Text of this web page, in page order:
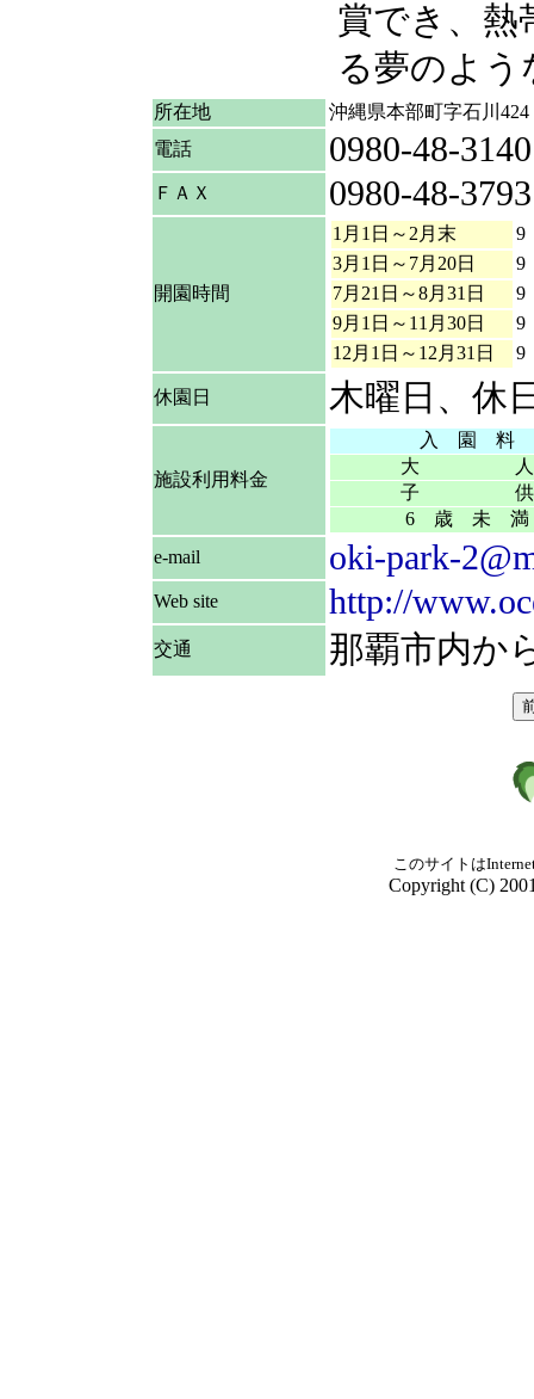
賞でき、熱
る夢のよう
所在地
沖縄県本部町字石川424
電話
0980-48-3140
ＦＡＸ 0980-48-3793
開園時間
1月1日～2月末
9
3月1日～7月20日
9
7月21日～8月31日
9
9月1日～11月30日
9
12月1日～12月31日
9
休園日 木曜日、休
施設利用料金
入 園 料
大 人
子 供
6 歳 未 満
e-mail
oki-park-
Web site http://
交通 那覇市内か
このサイトは
Copyright (C)